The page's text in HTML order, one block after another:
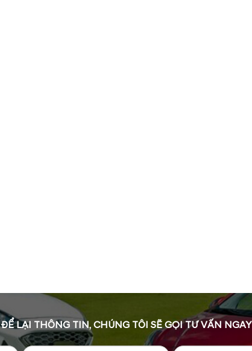
ĐỂ LẠI THÔNG TIN, CHÚNG TÔI SẼ GỌI TƯ VẤN NGAY